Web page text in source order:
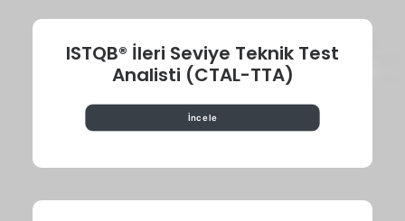
ISTQB® İleri Seviye Teknik Test
Analisti (CTAL-TTA)
İncele